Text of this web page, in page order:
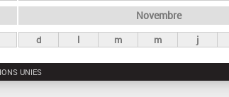
Novembre
d l m m j
UNIES